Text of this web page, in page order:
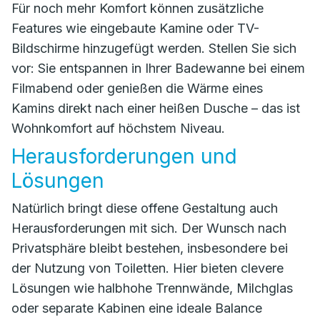
Für noch mehr Komfort können zusätzliche
Features wie eingebaute Kamine oder TV-
Bildschirme hinzugefügt werden. Stellen Sie sich
vor: Sie entspannen in Ihrer Badewanne bei einem
Filmabend oder genießen die Wärme eines
Kamins direkt nach einer heißen Dusche – das ist
Wohnkomfort auf höchstem Niveau.
Herausforderungen und
Lösungen
Natürlich bringt diese offene Gestaltung auch
Herausforderungen mit sich. Der Wunsch nach
Privatsphäre bleibt bestehen, insbesondere bei
der Nutzung von Toiletten. Hier bieten clevere
Lösungen wie halbhohe Trennwände, Milchglas
oder separate Kabinen eine ideale Balance